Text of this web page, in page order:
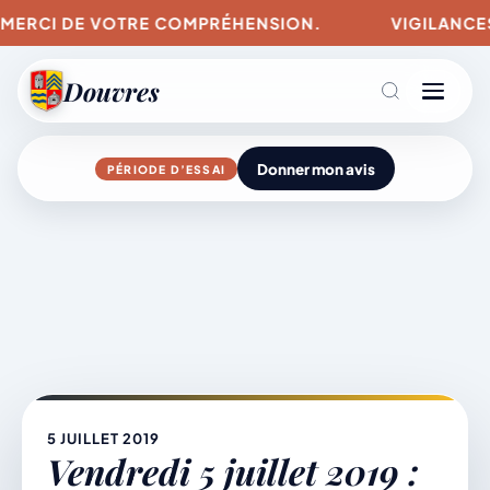
DE VOTRE COMPRÉHENSION. VIGILANCES
Douvres
Agenda
Mairie & Vie municipale
PÉRIODE D’ESSAI Donner mon avis
5 JUILLET 2019
Vendredi 5 juillet 2019 :